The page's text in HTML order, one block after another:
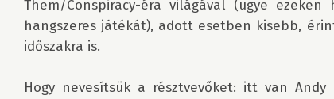
Them/Conspiracy-éra világával (ugye
hangszeres játékát), adott esetben kisebb,
időszakra is.
Hogy nevesítsük a résztvevőket: itt van